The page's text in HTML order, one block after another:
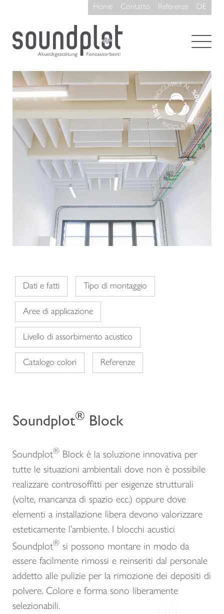
Home Contatto Referenze DE
Dati e fatti Tipo di montaggio
Aree di applicazione
Livello di assorbimento acustico
Catalogo colori Referenze
Soundplot® Block
Soundplot® Block è la soluzione innovativa per
tutte le situazioni ambientali dove non è possibile
realizzare controsoffitti per esigenze strutturali
(volte, mancanza di spazio ecc.) oppure dove
elementi a installazione libera devono valorizzare
esteticamente l’ambiente. I blocchi acustici
Soundplot® si possono montare in modo da
essere facilmente rimossi e reinseriti dal personale
addetto alle pulizie per la rimozione dei depositi di
polvere. Colore e forma sono liberamente
selezionabili.